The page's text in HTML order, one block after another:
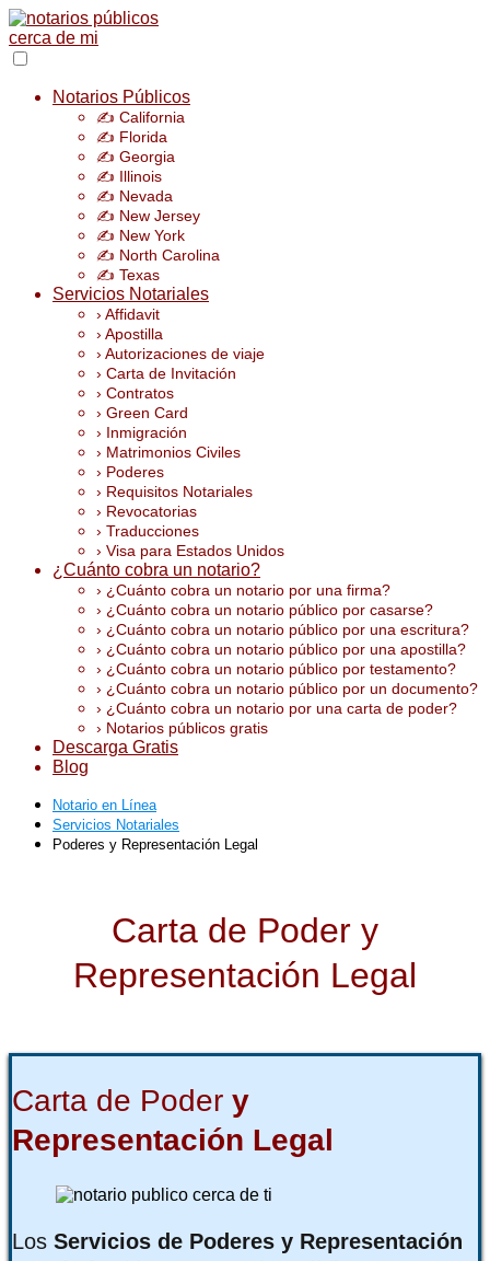
Notarios Públicos
✍️ California
✍️ Florida
✍️ Georgia
✍️ Illinois
✍️ Nevada
✍️ New Jersey
✍️ New York
✍️ North Carolina
✍️ Texas
Servicios Notariales
› Affidavit
› Apostilla
› Autorizaciones de viaje
› Carta de Invitación
› Contratos
› Green Card
› Inmigración
› Matrimonios Civiles
› Poderes
› Requisitos Notariales
› Revocatorias
› Traducciones
› Visa para Estados Unidos
¿Cuánto cobra un notario?
› ¿Cuánto cobra un notario por una firma?
› ¿Cuánto cobra un notario público por casarse?
› ¿Cuánto cobra un notario público por una escritura?
› ¿Cuánto cobra un notario público por una apostilla?
› ¿Cuánto cobra un notario público por testamento?
› ¿Cuánto cobra un notario público por un documento?
› ¿Cuánto cobra un notario por una carta de poder?
› Notarios públicos gratis
Descarga Gratis
Blog
Notario en Línea
Servicios Notariales
Poderes y Representación Legal
Carta de Poder y
Representación Legal
Carta de Poder y
Representación Legal
Los Servicios de Poderes y Representación